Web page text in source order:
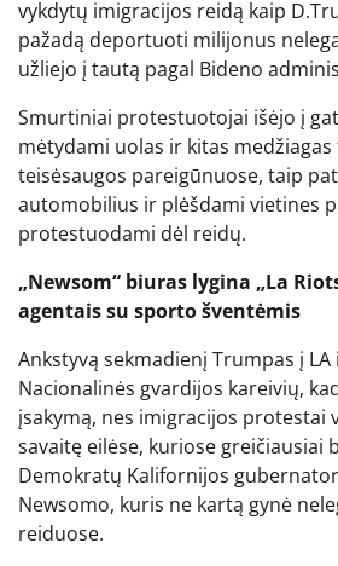
vykdytų imigracijos reidą kaip
pažadą deportuoti milijonus
užliejo į tautą pagal Bideno
Smurtiniai protestuotojai išėjo į
mėtydami uolas ir kitas
teisėsaugos pareigūnuose, taip
automobilius ir plėšdami vietines
protestuodami dėl reidų.
„Newsom“ biuras lygina „La
agentais su sporto šventėmis
Ankstyvą sekmadienį Trumpas į
Nacionalinės gvardijos kareivių,
įsakymą, nes imigracijos protestai
savaitę eilėse, kuriose greičiausiai
Demokratų Kalifornijos
Newsomo, kuris ne kartą gynė
reiduose.